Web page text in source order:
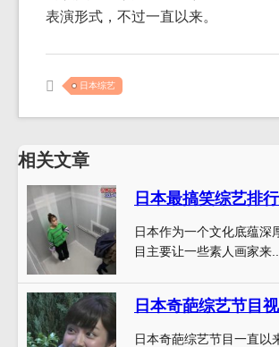
表演形式，不过一直以来。
日本综艺
相关文章
日本作为一个文化底蕴深
目主要让一些素人画家来...
日本奇葩综艺节目一直以